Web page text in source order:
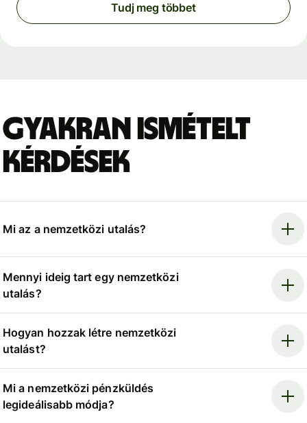
Tudj meg többet
Gyakran ismételt
kérdések
Mi az a nemzetközi utalás?
Mennyi ideig tart egy nemzetközi
utalás?
Hogyan hozzak létre nemzetközi
utalást?
Mi a nemzetközi pénzküldés
legideálisabb módja?